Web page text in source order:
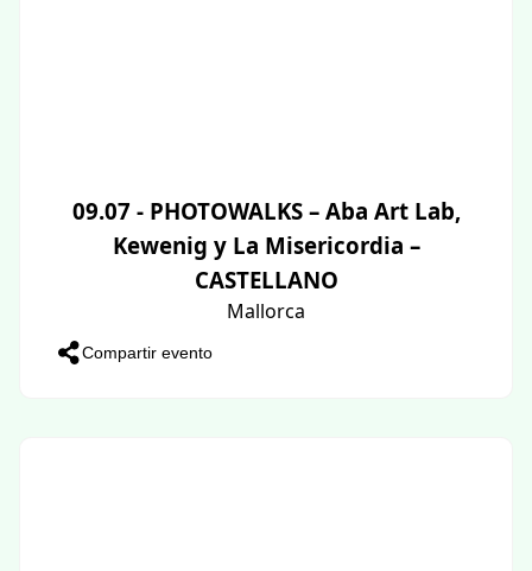
09.07 - PHOTOWALKS – Aba Art Lab,
Kewenig y La Misericordia –
CASTELLANO
Mallorca
Compartir evento